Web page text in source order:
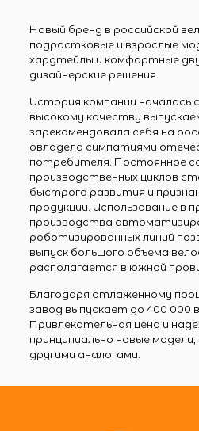
Новый бренд в российской
подростковые и взрослые
хардтейлы и комфортные
дизайнерские решения.
История компании началась
высокому качеству
зарекомендовала себя на
овладела симпатиями
потребителя. Постоянное
производственных циклов
быстрого развития и
продукции. Использование в
производства
роботизированных линий
выпуск большого объема
располагается в южной
Благодаря отлаженному
завод выпускает до 400 000
Привлекательная цена и
принципиально новые
другими аналогами.